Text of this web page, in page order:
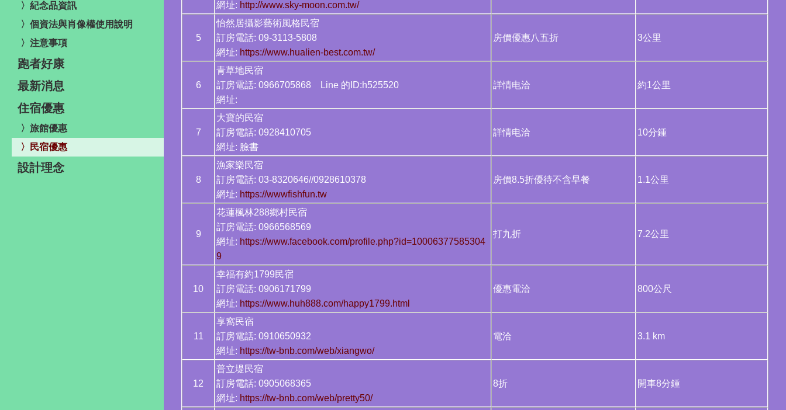
〉紀念品資訊
〉個資法與肖像權使用說明
〉注意事項
跑者好康
最新消息
住宿優惠
〉旅館優惠
〉民宿優惠
設計理念
網址: http://www.sky-moon.com.tw/
5
怡然居攝影藝術風格民宿
訂房電話: 09-3113-5808
網址: https://www.hualien-best.com.tw/
房價優惠八五折 3公里
6
青草地民宿
訂房電話: 0966705868 Line 的ID:h525520
網址:
詳情电洽 約1公里
7
大寶的民宿
訂房電話: 0928410705
網址: 臉書
詳情电洽 10分鍾
8
漁家樂民宿
訂房電話: 03-8320646//0928610378
網址: https://wwwfishfun.tw
房價8.5折優待不含早餐 1.1公里
9
花蓮楓林288鄉村民宿
訂房電話: 0966568569
網址: https://www.facebook.com/profile.php?id=10006377585304
9
打九折 7.2公里
10
幸福有約1799民宿
訂房電話: 0906171799
網址: https://www.huh888.com/happy1799.html
優惠電洽 800公尺
11
享窩民宿
訂房電話: 0910650932
網址: https://tw-bnb.com/web/xiangwo/
電洽 3.1 km
12
普立堤民宿
訂房電話: 0905068365
網址: https://tw-bnb.com/web/pretty50/
8折 開車8分鍾